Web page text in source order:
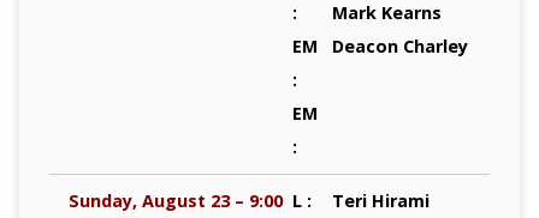
:
EM
:
EM
:
Mark Kearns
Deacon Charley
Sunday, August 23 – 9:00 L :
Teri Hirami